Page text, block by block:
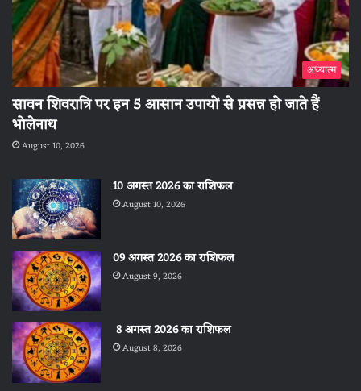
अध्यात्म
सावन शिवरात्रि पर इन 5 आसान उपायों से प्रसन्न हो जाते हैं
भोलेनाथ
August 10, 2026
10 अगस्त 2026 का राशिफल
August 10, 2026
09 अगस्त 2026 का राशिफल
August 9, 2026
8 अगस्त 2026 का राशिफल
August 8, 2026